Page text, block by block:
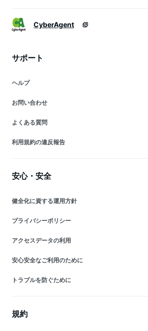
CyberAgent
サポート
ヘルプ
お問い合わせ
よくある質問
利用規約の違反報告
安心・安全
健全化に資する運用方針
プライバシーポリシー
アクセスデータの利用
安心安全なご利用のために
トラブルを防ぐために
規約